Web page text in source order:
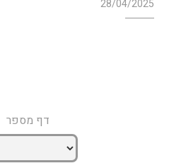
28/04/2025
דף מספר